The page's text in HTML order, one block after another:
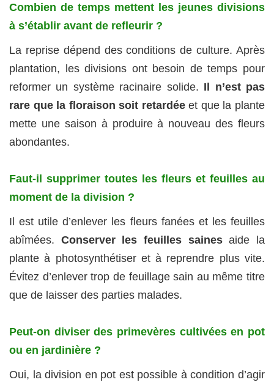
Combien de temps mettent les jeunes divisions
à s’établir avant de refleurir ?
La reprise dépend des conditions de culture. Après
plantation, les divisions ont besoin de temps pour
reformer un système racinaire solide. Il n’est pas
rare que la floraison soit retardéeet que la plante
mette une saison à produire à nouveau des fleurs
abondantes.
Faut-il supprimer toutes les fleurs et feuilles au
moment de la division ?
Il est utile d’enlever les fleurs fanées et les feuilles
abîmées. Conserver les feuilles sainesaide la
plante à photosynthétiser et à reprendre plus vite.
Évitez d’enlever trop de feuillage sain au même titre
que de laisser des parties malades.
Peut-on diviser des primevères cultivées en pot
ou en jardinière ?
Oui, la division en pot est possible à condition d’agir